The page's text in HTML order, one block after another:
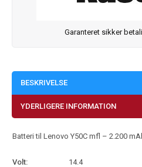
Garanteret sikker
BESKRIVELSE
YDERLIGERE INFORMATION
Batteri til Lenovo Y50C mfl – 2.200
Volt:
14.4